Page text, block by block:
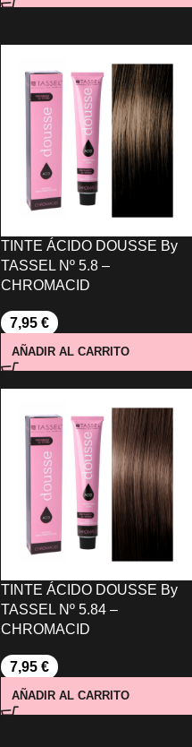
TINTE ÁCIDO DOUSSE By
TASSEL Nº 5.8 –
CHROMACID
7,95 €
AÑADIR AL CARRITO
TINTE ÁCIDO DOUSSE By
TASSEL Nº 5.84 –
CHROMACID
7,95 €
AÑADIR AL CARRITO